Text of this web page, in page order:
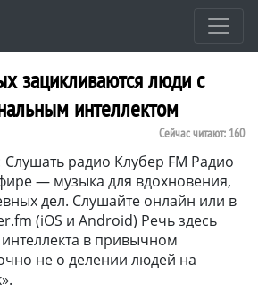
зацикливаются люди с
интеллектом
Сейчас читают: 160
Слушать радио Клубер FM Радио
— музыка для вдохновения,
дел. Слушайте онлайн или в
(iOS и Android) Речь здесь
в привычном
не о делении людей на